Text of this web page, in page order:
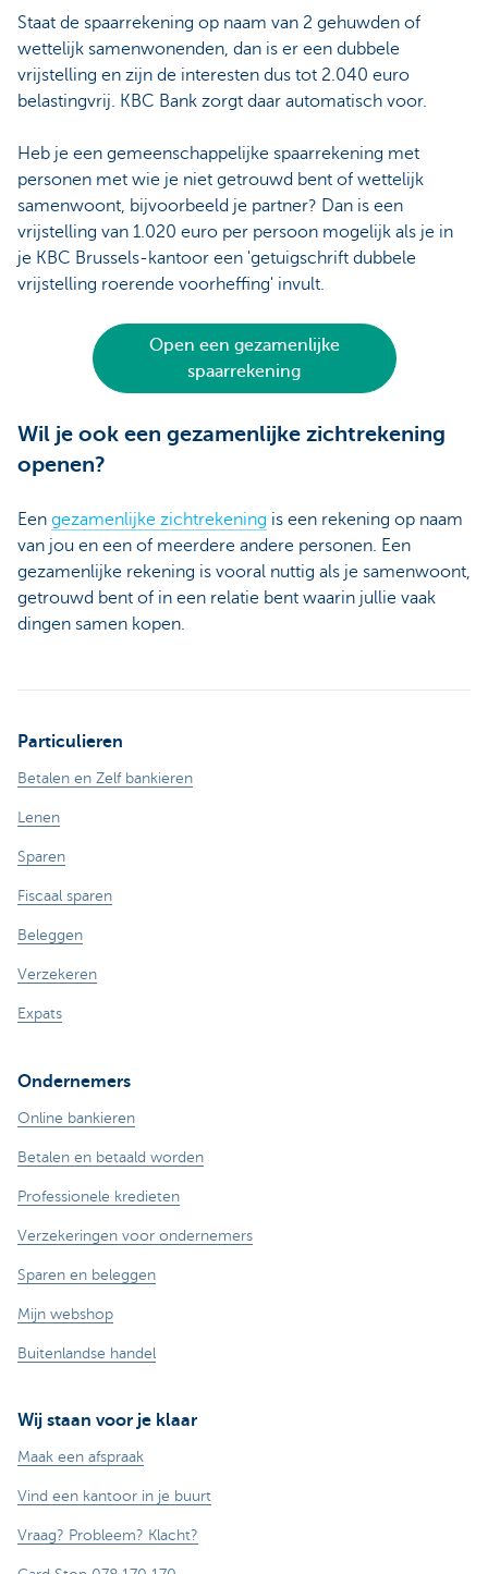
Staat de spaarrekening op naam van 2 gehuwden of
wettelijk samenwonenden, dan is er een dubbele
vrijstelling en zijn de interesten dus tot 2.040 euro
belastingvrij. KBC Bank zorgt daar automatisch voor.
Heb je een gemeenschappelijke spaarrekening met
personen met wie je niet getrouwd bent of wettelijk
samenwoont, bijvoorbeeld je partner? Dan is een
vrijstelling van 1.020 euro per persoon mogelijk als je in
je KBC Brussels-kantoor een 'getuigschrift dubbele
vrijstelling roerende voorheffing' invult.
Open een gezamenlijke
spaarrekening
Wil je ook een gezamenlijke zichtrekening
openen?
Een gezamenlijke zichtrekening is een rekening op naam
van jou en een of meerdere andere personen. Een
gezamenlijke rekening is vooral nuttig als je samenwoont,
getrouwd bent of in een relatie bent waarin jullie vaak
dingen samen kopen.
Particulieren
Betalen en Zelf bankieren
Lenen
Sparen
Fiscaal sparen
Beleggen
Verzekeren
Expats
Ondernemers
Online bankieren
Betalen en betaald worden
Professionele kredieten
Verzekeringen voor ondernemers
Sparen en beleggen
Mijn webshop
Buitenlandse handel
Wij staan voor je klaar
Maak een afspraak
Vind een kantoor in je buurt
Vraag? Probleem? Klacht?